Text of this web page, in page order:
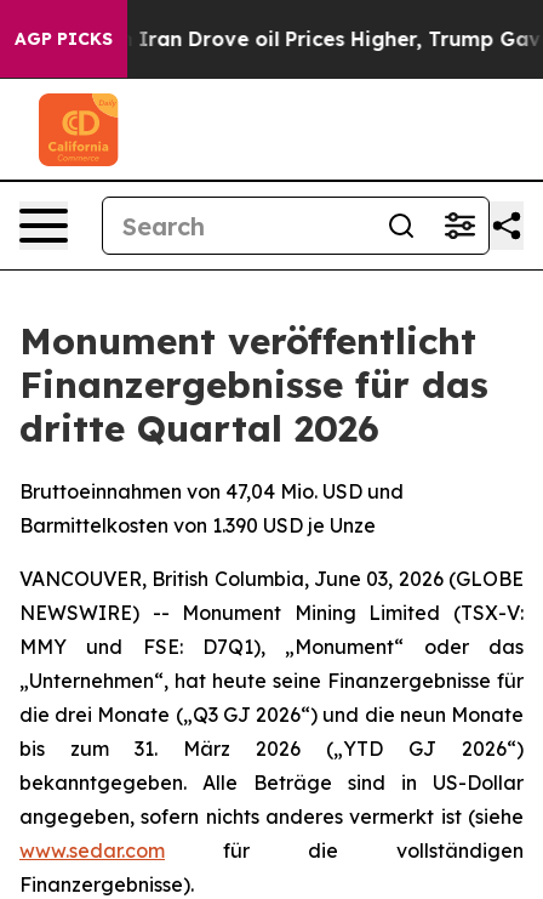
AGP PICKS
Drove oil Prices Higher, Trump Gave Politically
Monument veröffentlicht
Finanzergebnisse für das
dritte Quartal 2026
Bruttoeinnahmen von 47,04 Mio. USD und
Barmittelkosten von 1.390 USD je Unze
VANCOUVER, British Columbia, June 03, 2026 (GLOBE
NEWSWIRE) -- Monument Mining Limited (TSX-V:
MMY und FSE: D7Q1), „Monument“ oder das
„Unternehmen“, hat heute seine Finanzergebnisse für
die drei Monate („Q3 GJ 2026“) und die neun Monate
bis zum 31. März 2026 („YTD GJ 2026“)
bekanntgegeben. Alle Beträge sind in US-Dollar
angegeben, sofern nichts anderes vermerkt ist (siehe
www.sedar.com für die vollständigen
Finanzergebnisse).